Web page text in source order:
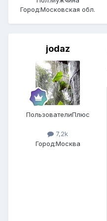
Город:Московская обл.
jodaz
ПользователиПлюс
7,2k
Город:Москва